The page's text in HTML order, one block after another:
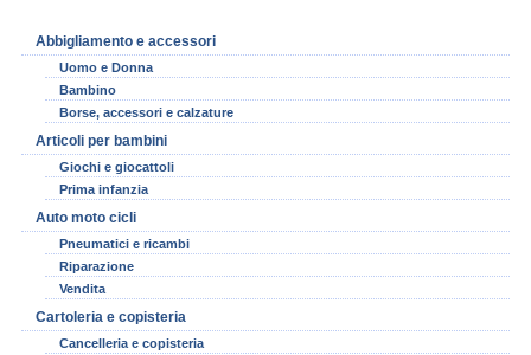
Abbigliamento e accessori
Uomo e Donna
Bambino
Borse, accessori e calzature
Articoli per bambini
Giochi e giocattoli
Prima infanzia
Auto moto cicli
Pneumatici e ricambi
Riparazione
Vendita
Cartoleria e copisteria
Cancelleria e copisteria